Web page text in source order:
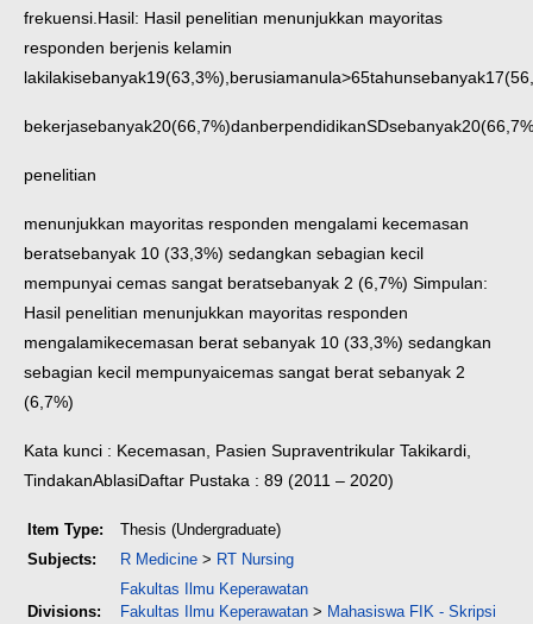
frekuensi.Hasil: Hasil penelitian menunjukkan mayoritas
responden berjenis kelamin
lakilakisebanyak19(63,3%),berusiamanula>65tahunsebanyak17
bekerjasebanyak20(66,7%)danberpendidikanSDsebanyak20
penelitian
menunjukkan mayoritas responden mengalami kecemasan
beratsebanyak 10 (33,3%) sedangkan sebagian kecil
mempunyai cemas sangat beratsebanyak 2 (6,7%) Simpulan:
Hasil penelitian menunjukkan mayoritas responden
mengalamikecemasan berat sebanyak 10 (33,3%) sedangkan
sebagian kecil mempunyaicemas sangat berat sebanyak 2
(6,7%)
Kata kunci : Kecemasan, Pasien Supraventrikular Takikardi,
TindakanAblasiDaftar Pustaka : 89 (2011 – 2020)
Item Type:
Thesis (Undergraduate)
Subjects:
R Medicine > RT Nursing
Divisions:
Fakultas Ilmu Keperawatan
Fakultas Ilmu Keperawatan > Mahasiswa FIK - Skripsi